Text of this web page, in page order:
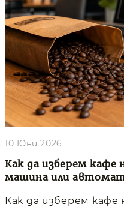
Как да изберем кафе
машина или
10 Юни 2026
Как да изберем кафе